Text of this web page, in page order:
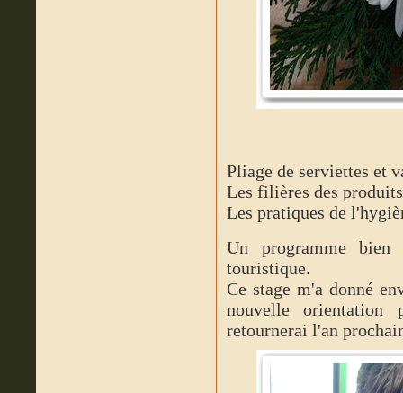
Pliage de serviettes et
Les filières des
Les pratiques de
Un programme bien
touristique.
Ce stage m'a donné
nouvelle orientation
retournerai l'an